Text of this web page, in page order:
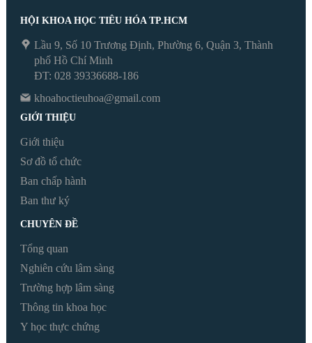
HỘI KHOA HỌC TIÊU HÓA TP.HCM
Lầu 9, Số 10 Trương Định, Phường 6, Quận 3, Thành
phố Hồ Chí Minh
ĐT: 028 39336688-186
khoahoctieuhoa@gmail.com
GIỚI THIỆU
Giới thiệu
Sơ đồ tổ chức
Ban chấp hành
Ban thư ký
CHUYÊN ĐỀ
Tổng quan
Nghiên cứu lâm sàng
Trường hợp lâm sàng
Thông tin khoa học
Y học thực chứng